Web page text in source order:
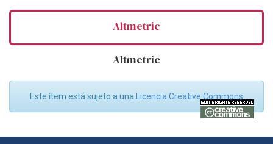
Altmetric
Altmetric
Este ítem está sujeto a una Licencia Creative Commons